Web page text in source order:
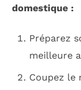
domestique :
Préparez
meilleure
Coupez le